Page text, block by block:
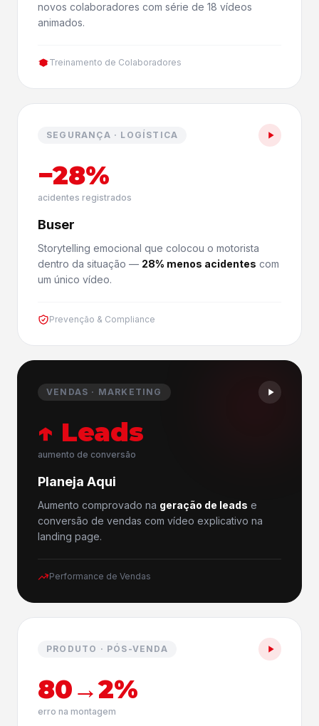
novos colaboradores com série de 18 vídeos
animados.
Treinamento de Colaboradores
SEGURANÇA · LOGÍSTICA
−28%
acidentes registrados
Buser
Storytelling emocional que colocou o motorista
dentro da situação — 28% menos acidentes com
um único vídeo.
Prevenção & Compliance
VENDAS · MARKETING
↑ Leads
aumento de conversão
Planeja Aqui
Aumento comprovado na geração de leads e
conversão de vendas com vídeo explicativo na
landing page.
Performance de Vendas
PRODUTO · PÓS-VENDA
80→2%
erro na montagem